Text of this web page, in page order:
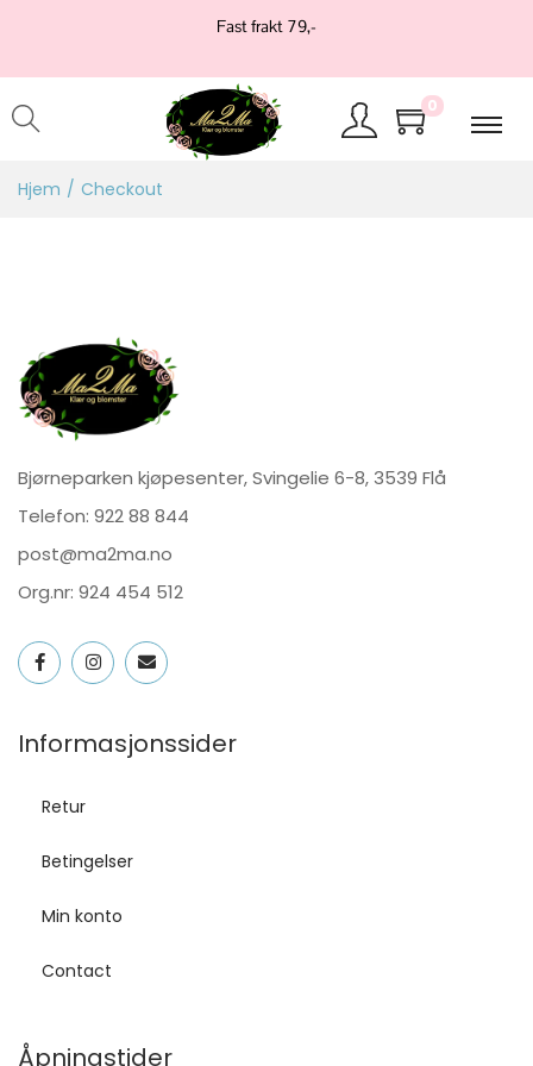
Fast frakt 79,-
0
Hjem / Checkout
Bjørneparken kjøpesenter, Svingelie 6-8, 3539 Flå
Telefon: 922 88 844
post@ma2ma.no
Org.nr: 924 454 512
Informasjonssider
Retur
Betingelser
Min konto
Contact
Åpningstider